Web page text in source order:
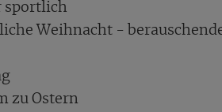
sportlich
Weihnacht -
zu Ostern